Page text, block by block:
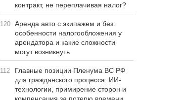
контракт, не переплачивая налог?
120 Аренда авто с экипажем и без:
особенности налогообложения у
арендатора и какие сложности
могут возникнуть
112
Главные позиции Пленума ВС РФ
для гражданского процесса: ИИ-
технологии, примирение сторон и